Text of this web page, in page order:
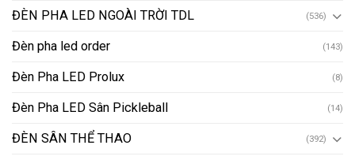
ĐÈN PHA LED NGOÀI TRỜI TDL (536)
Đèn pha led order (143)
Đèn Pha LED Prolux (8)
Đèn Pha LED Sân Pickleball (14)
ĐÈN SÂN THỂ THAO (392)